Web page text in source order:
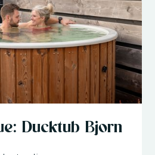
Ducktub Bjorn